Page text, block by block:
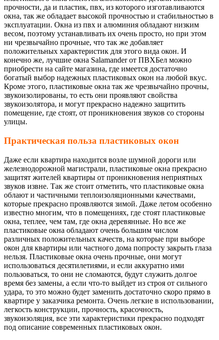
прочности, да и пластик, пвх, из которого изготавливаются
окна, так же обладает высокой прочностью и стабильностью в
эксплуатации. Окна из пвх и алюминия обладают низким
весом, поэтому устанавливать их очень просто, но при этом
ни чрезвычайно прочные, что так же добавляет
положительных характеристик для этого вида окон. И
конечно же, лучшие окна Salamander от ПВХБел можно
приобрести на сайте магазина, где имеется достаточно
богатый выбор надежных пластиковых окон на любой вкус.
Кроме этого, пластиковые окна так же чрезвычайно прочны,
звукоизолированы, то есть они проявляют свойства
звукоизолятора, и могут прекрасно надежно защитить
помещение, где стоят, от проникновения звуков со стороны
улицы.
Практическая польза пластиковых окон
Даже если квартира находится возле шумной дороги или
железнодорожной магистрали, пластиковые окна прекрасно
защитят жителей квартиры от проникновения неприятных
звуков извне. Так же стоит отметить, что пластиковые окна
облают и частичными теплоизоляционными качествами,
которые прекрасно проявляются зимой. Даже летом особенно
известно многим, что в помещениях, где стоят пластиковые
окна, теплее, чем там, где окна деревянные. Но все же
пластиковые окна обладают очень большим числом
различных положительных качеств, на которые при выборе
окон для квартиры или частного дома попросту закрыть глаза
нельзя. Пластиковые окна очень прочные, они могут
использоваться десятилетиями, и если аккуратно ими
пользоваться, то они не сломаются, будут служить долгое
время без замены, а если что-то выйдет из строя от сильного
удара, то это можно будет заменить достаточно скоро прямо в
квартире у заказчика ремонта. Очень легкие в использовании,
легкость конструкции, прочность, красочность,
звукоизоляция, все эти характеристики прекрасно подходят
под описание современных пластиковых окон.